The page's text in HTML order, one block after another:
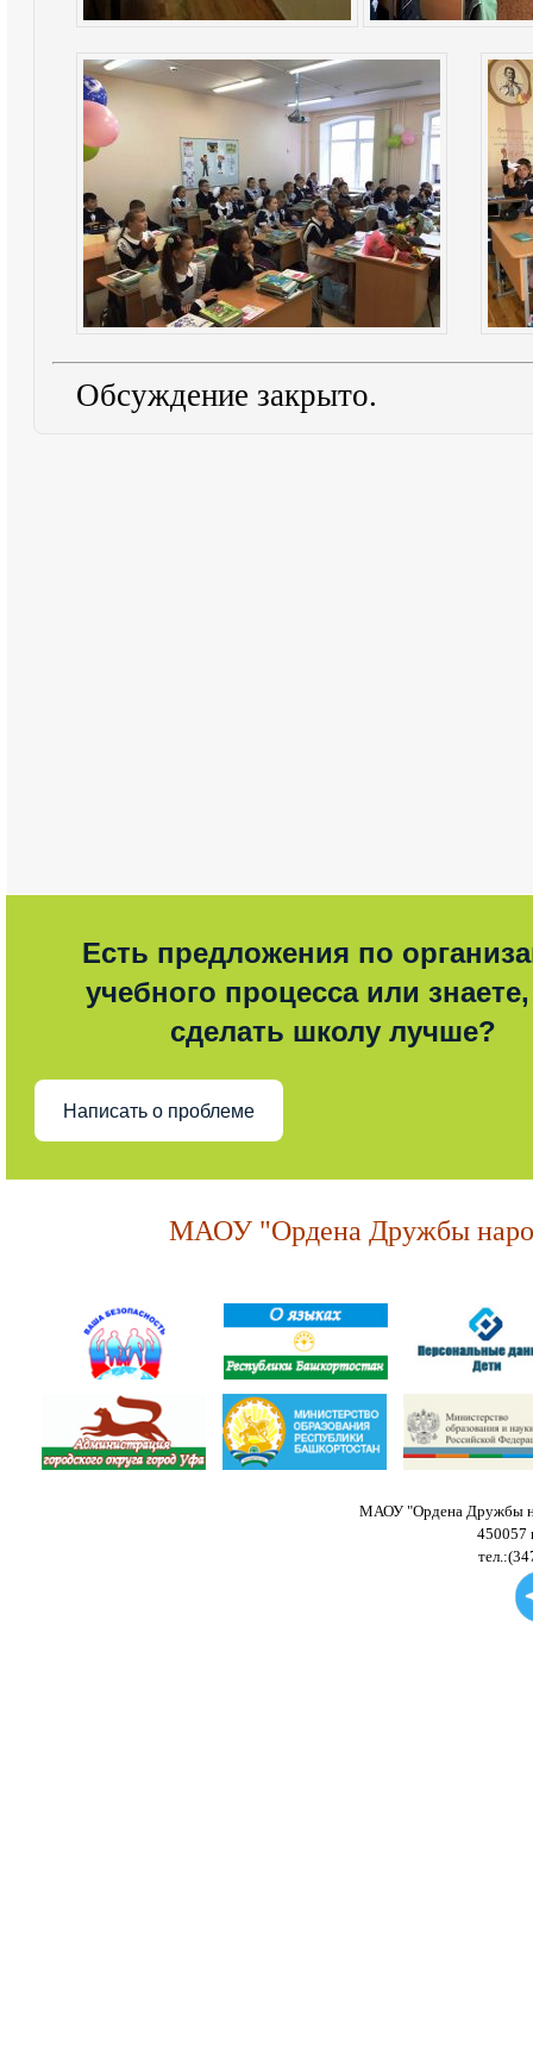
Обсуждение закрыто.
Есть предложения по
учебного процесса или знаете,
сделать школу лучше?
Написать о проблеме
МАОУ "Ордена Дружбы
МАОУ "Ордена Дружбы
450057